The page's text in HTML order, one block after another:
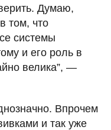
Думаю,
том, что
системы
и его роль в
велика”, —
Впрочем
и так уже